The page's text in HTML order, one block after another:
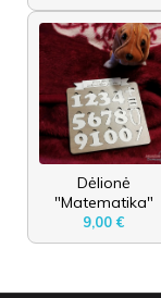
Dėlionė
"Matematika"
9,00 €